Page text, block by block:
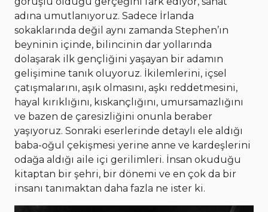
adına umutlanıyoruz. Sadece İrlanda
sokaklarında değil aynı zamanda Stephen’ın
beyninin içinde, bilincinin dar yollarında
dolaşarak ilk gençliğini yaşayan bir adamın
gelişimine tanık oluyoruz. İkilemlerini, içsel
çatışmalarını, aşık olmasını, aşkı reddetmesini,
hayal kırıklığını, kıskançlığını, umursamazlığını
ve bazen de çaresizliğini onunla beraber
yaşıyoruz. Sonraki eserlerinde detaylı ele aldığı
baba-oğul çekişmesi yerine anne ve kardeşlerini
odağa aldığı aile içi gerilimleri. İnsan okuduğu
kitaptan bir şehri, bir dönemi ve en çok da bir
insanı tanımaktan daha fazla ne ister ki.